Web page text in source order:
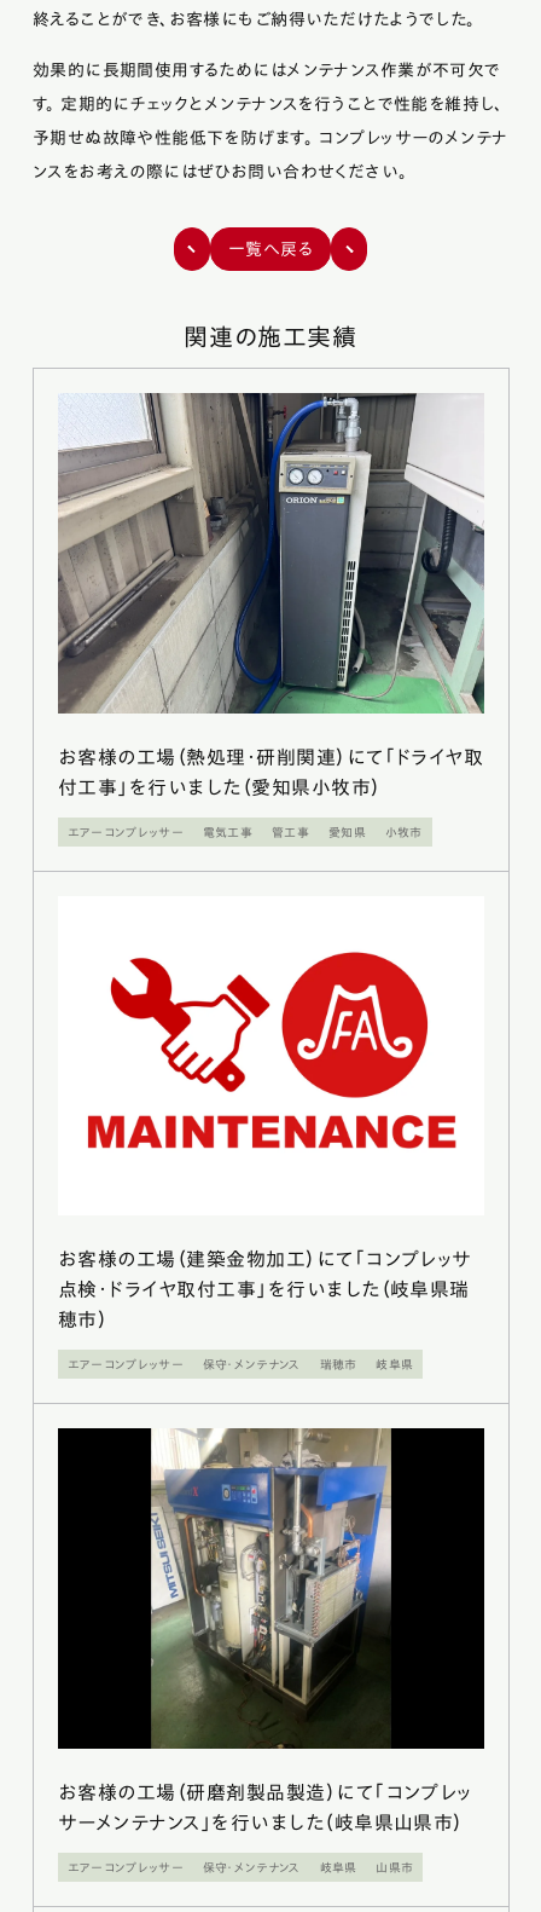
終えることができ、お客様にもご納得いただけたようでした。
効果的に長期間使用するためにはメンテナンス作業が不可欠で
す。
定期的にチェックとメンテナンスを行うことで性能を維持し、
予期せぬ故障や性能低下を防げます。
コンプレッサーのメンテナ
ンスをお考えの際にはぜひお問い合わせください。
一覧へ戻る
関連の施工実績
お客様の工場（熱処理・研削関連）にて「ドライヤ取
付工事」を行いました（愛知県小牧市）
エアーコンプレッサー 電気工事 管工事 愛知県 小牧市
お客様の工場（建築金物加工）にて「コンプレッサ
点検・ドライヤ取付工事」を行いました（岐阜県瑞
穂市）
エアーコンプレッサー 保守・メンテナンス 瑞穂市 岐阜県
お客様の工場（研磨剤製品製造）にて「コンプレッ
サーメンテナンス」を行いました（岐阜県山県市）
エアーコンプレッサー 保守・メンテナンス 岐阜県 山県市